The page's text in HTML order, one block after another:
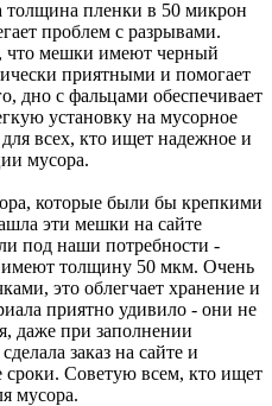
толщина пленки в 50 микрон
проблем с разрывами.
что мешки имеют черный
приятными и помогает
дно с фальцами обеспечивает
установку на мусорное
всех, кто ищет надежное и
мусора.
которые были бы крепкими
эти мешки на сайте
под наши потребности -
толщину 50 мкм. Очень
это облегчает хранение и
приятно удивило - они не
даже при заполнении
заказ на сайте и
сроки. Советую всем, кто ищет
мусора.